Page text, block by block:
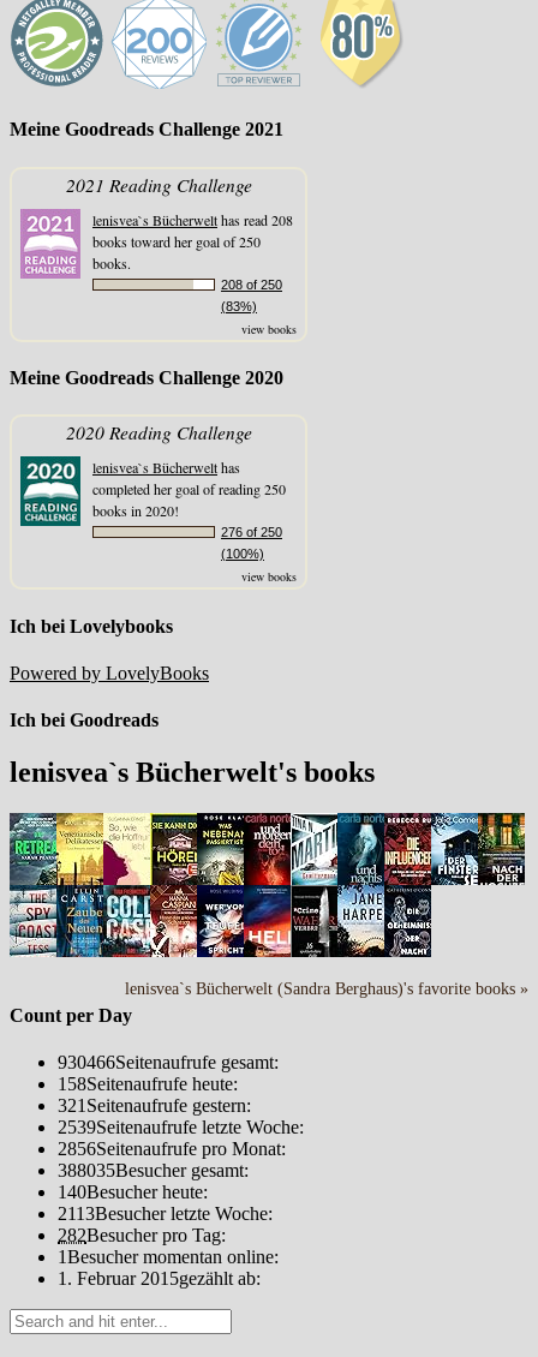
Meine Goodreads Challenge 2021
2021 Reading Challenge
lenisvea`s Bücherwelthas read 208
books toward her goal of 250
books.
208 of 250
(83%)
view books
Meine Goodreads Challenge 2020
2020 Reading Challenge
lenisvea`s Bücherwelthas
completed her goal of reading 250
books in 2020!
276 of 250
(100%)
view books
Ich bei Lovelybooks
Powered by LovelyBooks
Ich bei Goodreads
lenisvea`s Bücherwelt's books
lenisvea`s Bücherwelt (Sandra Berghaus)'s favorite books »
Count per Day
930466Seitenaufrufe gesamt:
158Seitenaufrufe heute:
321 Seitenaufrufe gestern:
2539Seitenaufrufe letzte Woche:
2856Seitenaufrufe pro Monat:
388035Besucher gesamt:
140Besucher heute:
2113Besucher letzte Woche:
282Besucher pro Tag:
1Besucher momentan online:
1. Februar 2015gezählt ab: